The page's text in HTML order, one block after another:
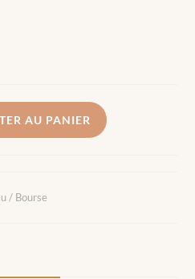
AU PANIER
/ Bourse